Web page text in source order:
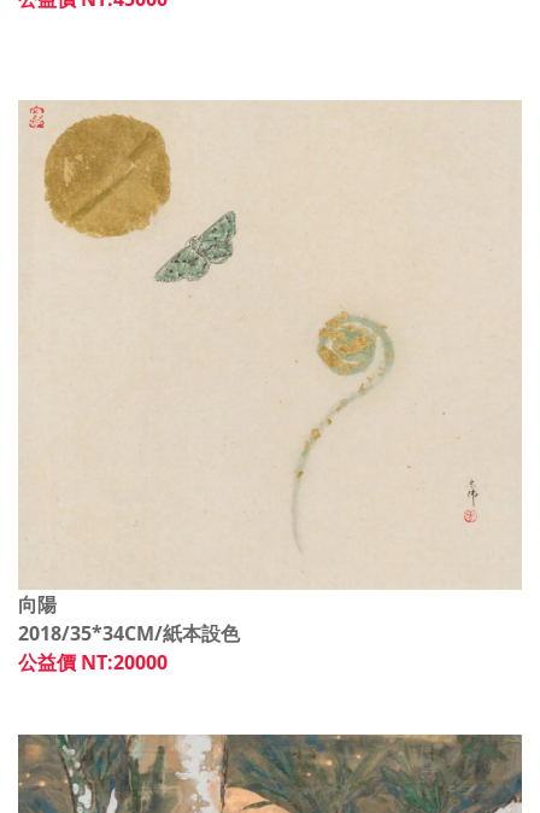
向陽
2018/35*34CM/紙本設色
公益價 NT:20000